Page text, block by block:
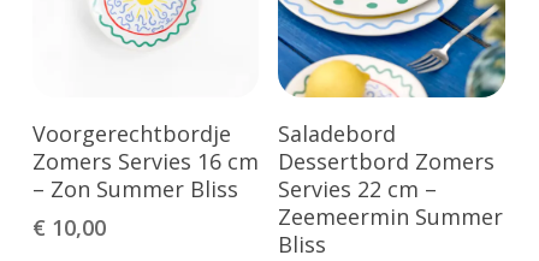
Toevoegen Aan
Winkelwagen
Voorgerechtbordje
Zomers Servies 16 cm
– Zon Summer Bliss
€ 10,00
Toevoegen Aan
Winkelwagen
Saladebord
Dessertbord Zomers
Servies 22 cm –
Zeemeermin Summer
Bliss